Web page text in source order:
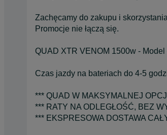
Zachęcamy do zakupu i
Promocje nie łączą się.
QUAD XTR VENOM 1500w -
Czas jazdy na bateriach do 4-5
*** QUAD W MAKSYMALNEJ
*** RATY NA ODLEGŁOŚĆ, BEZ
*** EKSPRESOWA DOSTAWA